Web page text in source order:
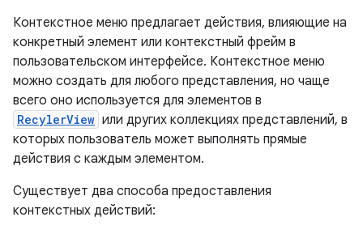
Контекстное меню предлагает действия, влияющие на
конкретный элемент или контекстный фрейм в
пользовательском интерфейсе. Контекстное меню
можно создать для любого представления, но чаще
всего оно используется для элементов в
RecylerView или других коллекциях представлений, в
которых пользователь может выполнять прямые
действия с каждым элементом.
Существует два способа предоставления
контекстных действий: